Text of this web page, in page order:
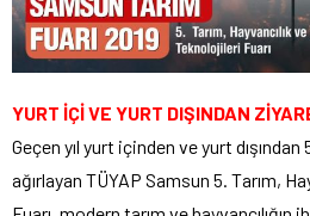
YURT İÇİ VE YURT DIŞINDAN
Geçen yıl yurt içinden ve yurt
ağırlayan TÜYAP Samsun 5. Tarım,